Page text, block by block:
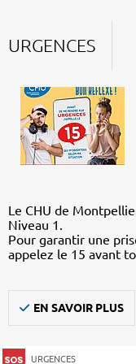
URGENCES
Le CHU de
Niveau 1.
Pour garantir une
appelez le 15 avant
EN SAVOIR PLUS
URGENCES